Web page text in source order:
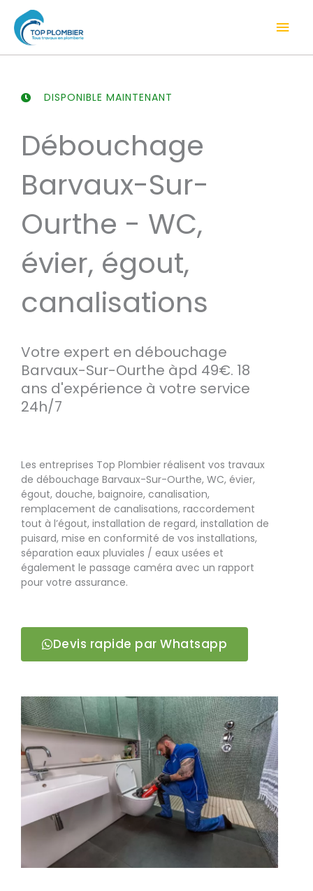
contenu
DISPONIBLE MAINTENANT
Débouchage
Barvaux-Sur-
Ourthe - WC,
évier, égout,
canalisations
Votre expert en débouchage
Barvaux-Sur-Ourthe àpd 49€. 18
ans d'expérience à votre service
24h/7
Les entreprises Top Plombier réalisent vos travaux
de débouchage Barvaux-Sur-Ourthe, WC, évier,
égout, douche, baignoire, canalisation,
remplacement de canalisations, raccordement
tout à l’égout, installation de regard, installation de
puisard, mise en conformité de vos installations,
séparation eaux pluviales / eaux usées et
également le passage caméra avec un rapport
pour votre assurance.
Devis rapide par Whatsapp